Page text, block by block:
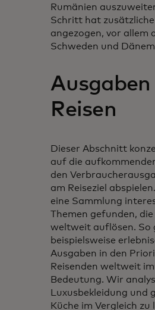
Rumänien
Schritt hat
angezogen, vor allem
Schweden und
Reisen
Dieser Abschnitt
auf die
den
am Reiseziel
eine Sammlung
Themen gefunden, die
weltweit auflösen. So
beispielsweise
Ausgaben in den
Reisenden weltweit
Bedeutung. Wir
Luxusbekleidung und
Küche im Vergleich zu